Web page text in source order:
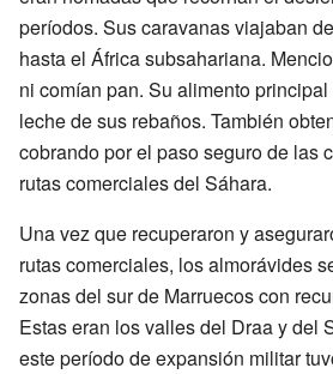
períodos. Sus caravanas viajaban
hasta el África subsahariana.
ni comían pan. Su alimento
leche de sus rebaños. También
cobrando por el paso seguro de las
rutas comerciales del Sáhara.
Una vez que recuperaron y
rutas comerciales, los almorávides
zonas del sur de Marruecos con
Estas eran los valles del Draa y del
este período de expansión militar